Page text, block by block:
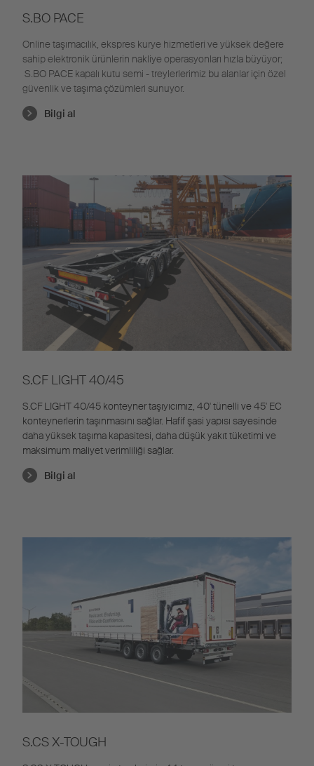
S.BO PACE
Online taşımacılık, ekspres kurye hizmetleri ve yüksek değere
sahip elektronik ürünlerin nakliye operasyonları hızla büyüyor;
S.BO PACE kapalı kutu semi - treylerlerimiz bu alanlar için özel
güvenlik ve taşıma çözümleri sunuyor.
Bilgi al
S.CF LIGHT 40/45
S.CF LIGHT 40/45 konteyner taşıyıcımız, 40' tünelli ve 45' EC
konteynerlerin taşınmasını sağlar. Hafif şasi yapısı sayesinde
daha yüksek taşıma kapasitesi, daha düşük yakıt tüketimi ve
maksimum maliyet verimliliği sağlar.
Bilgi al
S.CS X-TOUGH